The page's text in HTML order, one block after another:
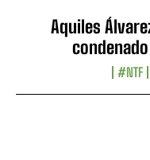
Aquiles
#NTF